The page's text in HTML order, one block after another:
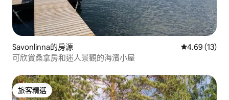
Savonlinna的房源 從 13 則評價
4.69 (13)
可欣賞桑拿房和迷人景觀的海濱小屋
旅客精選
旅客精選